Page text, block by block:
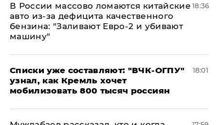
В России массово ломаются китайские
авто из-за дефицита качественного
бензина: "Заливают Евро-2 и убивают
машину"
18:36
Списки уже составляют: "ВЧК-ОГПУ"
узнал, как Кремль хочет
мобилизовать 800 тысяч россиян
18:01